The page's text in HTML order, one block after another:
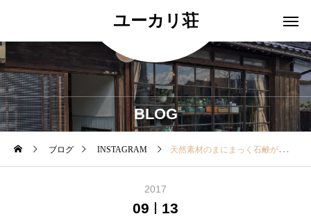
ユーカリ荘
BLOG
ブログ INSTAGRAM 天然素材のまにまっく石鹸が再入荷しました♪・昔ながらの丁寧な作り方で時間をかけて手作りしています。・大きくて、吊るして使えるのが魅力的です︎・なかり硬めに作られていて吊るしておけるのでムダな溶け崩れもなくお得な石鹸です♪．・しっとりと細かな泡立ちと天然成分の香りに癒されます♪・香りはローズ・ローズマリー・ユーカリ・オレンジをご用意しております。・是非！手に取って香りもお試し下さいませ♪・#ユーカリ荘#セレクトショップ#ライフスタイルショップ#島根#松江#古民家#雑貨#まにまっく石鹸#石鹸#天然素材
2017
09 13